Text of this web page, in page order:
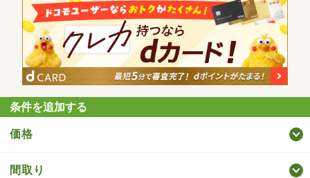
条件を追加する
価格
間取り